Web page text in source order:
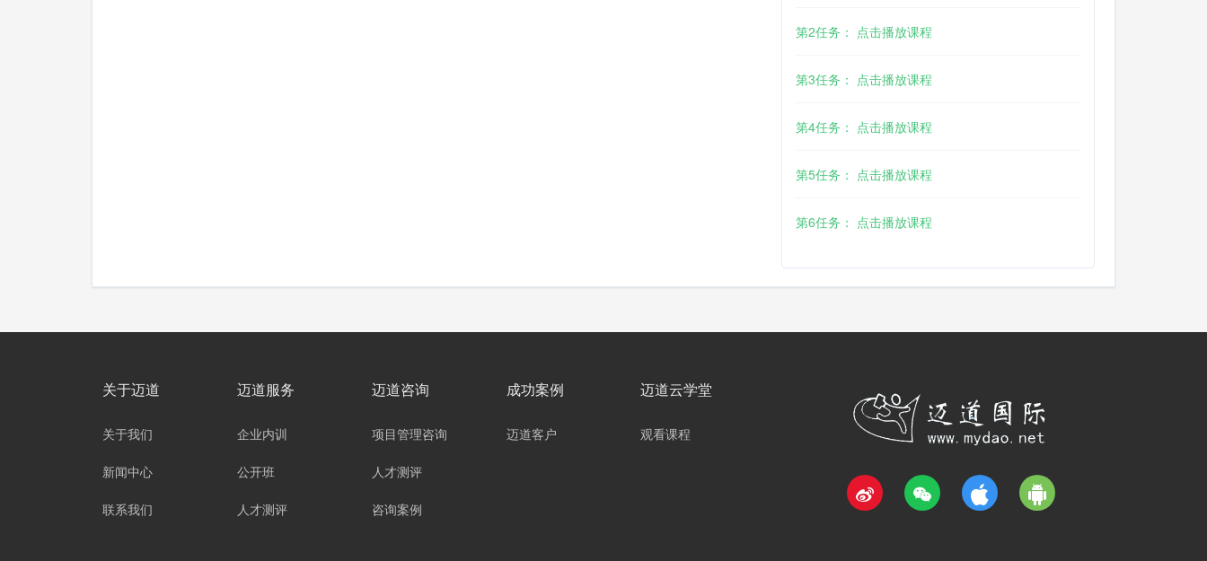
第2任务： 点击播放课程
第3任务： 点击播放课程
第4任务： 点击播放课程
第5任务： 点击播放课程
第6任务： 点击播放课程
关于迈道
关于我们
新闻中心
联系我们
迈道服务
企业内训
公开班
人才测评
迈道咨询
项目管理咨询
人才测评
咨询案例
成功案例
迈道客户
迈道云学堂
观看课程